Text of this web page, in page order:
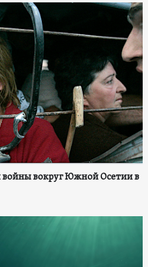
войны вокруг Южной Осетии в